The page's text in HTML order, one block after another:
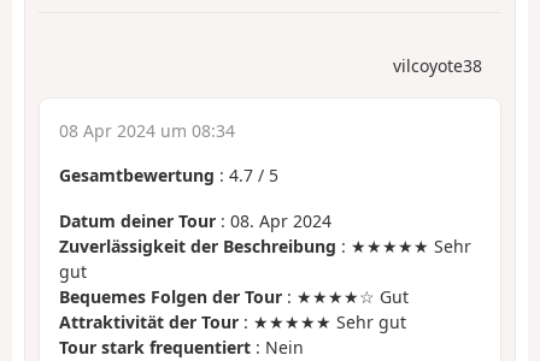
vilcoyote38
08 Apr 2024 um 08:34
Gesamtbewertung : 4.7 / 5
Datum deiner Tour : 08. Apr 2024
Zuverlässigkeit der Beschreibung : ★★★★★ Sehr
gut
Bequemes Folgen der Tour : ★★★★☆ Gut
Attraktivität der Tour : ★★★★★ Sehr gut
Tour stark frequentiert : Nein